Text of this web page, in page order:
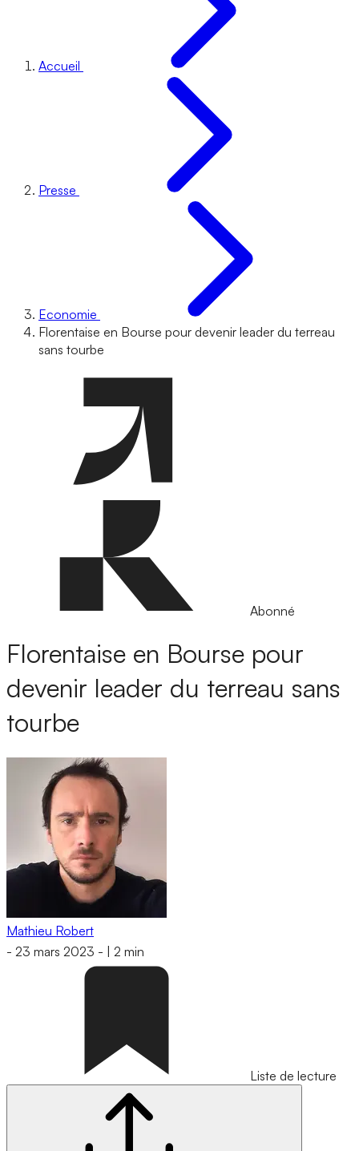
Accueil
Presse
Economie
Florentaise en Bourse pour devenir leader du terreau
sans tourbe
Abonné
Florentaise en Bourse pour
devenir leader du terreau sans
tourbe
Mathieu Robert
- 23 mars 2023 - 2 min
Liste de lecture